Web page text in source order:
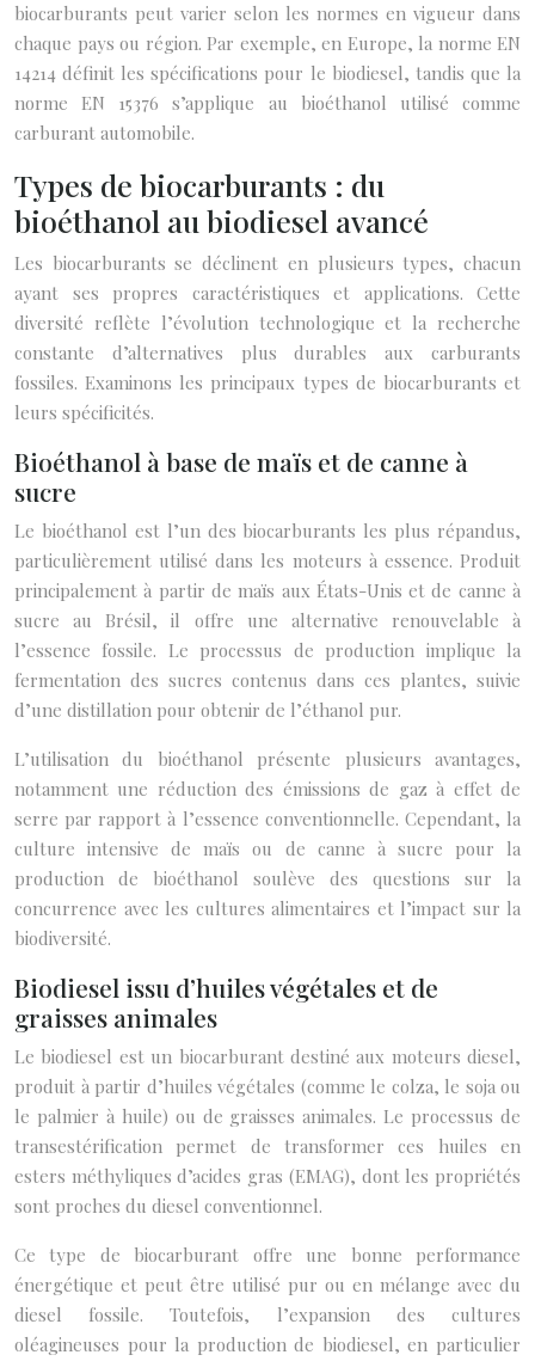
biocarburants peut varier selon les normes en vigueur dans
chaque pays ou région. Par exemple, en Europe, la norme EN
14214 définit les spécifications pour le biodiesel, tandis que la
norme EN 15376 s’applique au bioéthanol utilisé comme
carburant automobile.
Types de biocarburants : du
bioéthanol au biodiesel avancé
Les biocarburants se déclinent en plusieurs types, chacun
ayant ses propres caractéristiques et applications. Cette
diversité reflète l’évolution technologique et la recherche
constante d’alternatives plus durables aux carburants
fossiles. Examinons les principaux types de biocarburants et
leurs spécificités.
Bioéthanol à base de maïs et de canne à
sucre
Le bioéthanol est l’un des biocarburants les plus répandus,
particulièrement utilisé dans les moteurs à essence. Produit
principalement à partir de maïs aux États-Unis et de canne à
sucre au Brésil, il offre une alternative renouvelable à
l’essence fossile. Le processus de production implique la
fermentation des sucres contenus dans ces plantes, suivie
d’une distillation pour obtenir de l’éthanol pur.
L’utilisation du bioéthanol présente plusieurs avantages,
notamment une réduction des émissions de gaz à effet de
serre par rapport à l’essence conventionnelle. Cependant, la
culture intensive de maïs ou de canne à sucre pour la
production de bioéthanol soulève des questions sur la
concurrence avec les cultures alimentaires et l’impact sur la
biodiversité.
Biodiesel issu d’huiles végétales et de
graisses animales
Le biodiesel est un biocarburant destiné aux moteurs diesel,
produit à partir d’huiles végétales (comme le colza, le soja ou
le palmier à huile) ou de graisses animales. Le processus de
transestérification permet de transformer ces huiles en
esters méthyliques d’acides gras (EMAG), dont les propriétés
sont proches du diesel conventionnel.
Ce type de biocarburant offre une bonne performance
énergétique et peut être utilisé pur ou en mélange avec du
diesel fossile. Toutefois, l’expansion des cultures
oléagineuses pour la production de biodiesel, en particulier